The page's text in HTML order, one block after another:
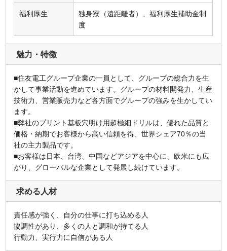
福利厚生
独身寮（遠距離者）、福利厚生補助金制
度
魅力・特徴
■住友電工グループ企業の一員として、グループの総合力を生
かして事業活動を進めています。グループの材料開発力、生産
技術力、営業販売力など各方面でグループの強みを生かしてい
ます。
■弊社のプリント基板穴明け用超極細ドリルは、優れた品質と
価格・納期でお客様から高い信頼を得、世界シェア70％の当
社の主力製品です。
■お客様は日本、台湾、中国などアジアを中心に、欧米にも広
がり、グローバルな企業として発展し続けています。
求める人材
責任感が強く、自分の仕事に打ち込める人
協調性があり、多くの人と調和が持てる人
行動力、実行力に自信がある人